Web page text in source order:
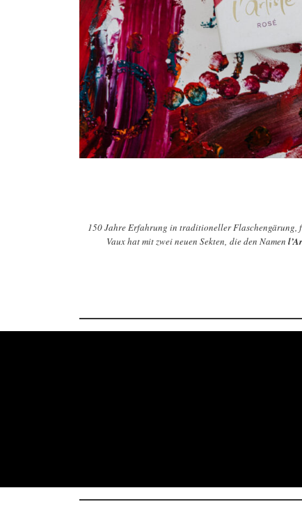
150 Jahre Erfahrung in traditioneller Flaschengärung,
Vaux hat mit zwei neuen Sekten, die den Namen